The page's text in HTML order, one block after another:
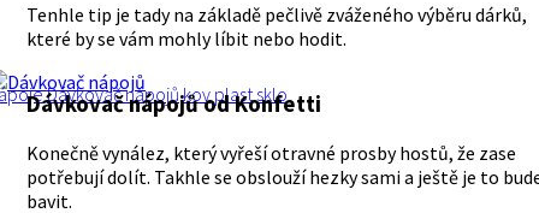
Tenhle tip je tady na základě pečlivě zváženého výběru dárků,
které by se vám mohly líbit nebo hodit.
Dávkovač nápojů kov plastsklo
Dávkovač nápojůod Konfetti
Konečně vynález, který vyřeší otravné prosby hostů, že zase
potřebují dolít. Takhle se obslouží hezky sami a ještě je to
bavit.